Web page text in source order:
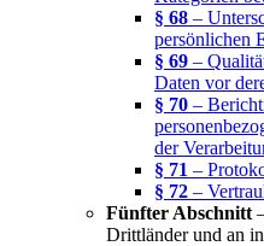
§ 68 –
persönlichen
§ 69 –
Daten vor
§ 70 –
der
§ 71 –
§ 72 –
Fünfter Abschnitt
Drittländer und an